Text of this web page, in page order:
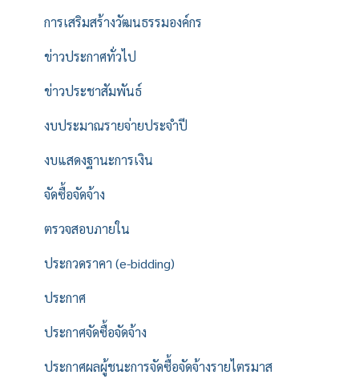
การเสริมสร้างวัฒนธรรมองค์กร
ข่าวประกาศทั่วไป
ข่าวประชาสัมพันธ์
งบประมาณรายจ่ายประจำปี
งบแสดงฐานะการเงิน
จัดซื้อจัดจ้าง
ตรวจสอบภายใน
ประกวดราคา (e-bidding)
ประกาศ
ประกาศจัดซื้อจัดจ้าง
ประกาศผลผู้ชนะการจัดซื้อจัดจ้างรายไตรมาส